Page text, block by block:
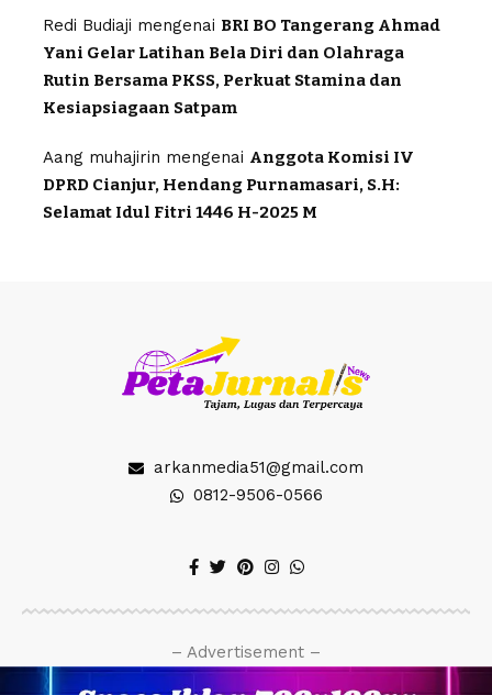
Redi Budiaji mengenai BRI BO Tangerang Ahmad
Yani Gelar Latihan Bela Diri dan Olahraga
Rutin Bersama PKSS, Perkuat Stamina dan
Kesiapsiagaan Satpam
Aang muhajirin mengenai Anggota Komisi IV
DPRD Cianjur, Hendang Purnamasari, S.H:
Selamat Idul Fitri 1446 H-2025 M
arkanmedia51@gmail.com
0812-9506-0566
– Advertisement –